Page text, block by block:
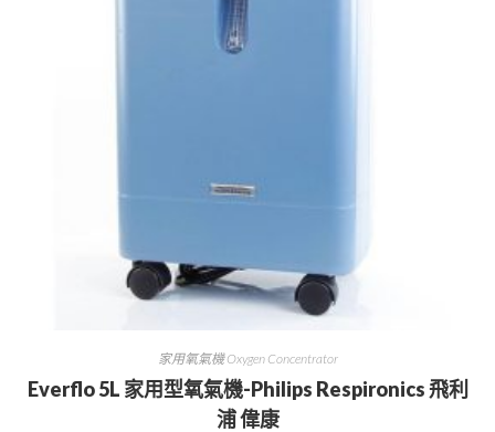
家用氧氣機 Oxygen Concentrator
Everflo 5L 家用型氧氣機-Philips Respironics 飛利
浦 偉康